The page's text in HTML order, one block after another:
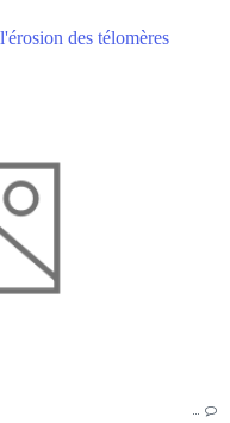
des télomères
…